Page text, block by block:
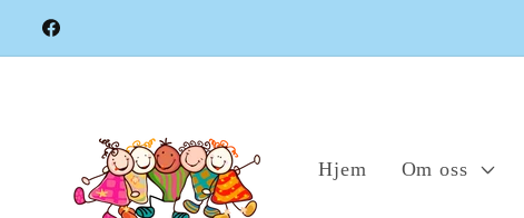
videre til
innholdet
Facebook
Hjem Om oss